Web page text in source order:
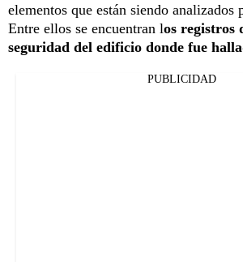
elementos que están siendo analizados
Entre ellos se encuentran los registros
seguridad del edificio donde fue
PUBLICIDAD